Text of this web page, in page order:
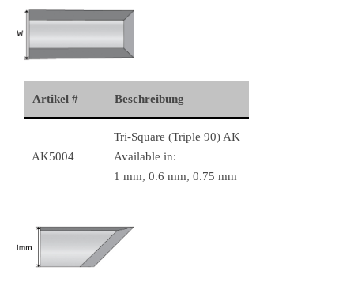
Artikel # Beschreibung
AK5004
Tri-Square (Triple 90) AK
Available in:
1 mm, 0.6 mm, 0.75 mm